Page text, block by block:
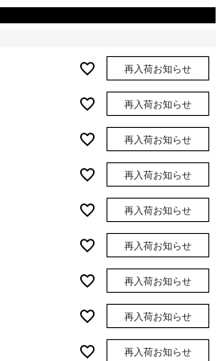
再入荷お知らせ
再入荷お知らせ
再入荷お知らせ
再入荷お知らせ
再入荷お知らせ
再入荷お知らせ
再入荷お知らせ
再入荷お知らせ
再入荷お知らせ